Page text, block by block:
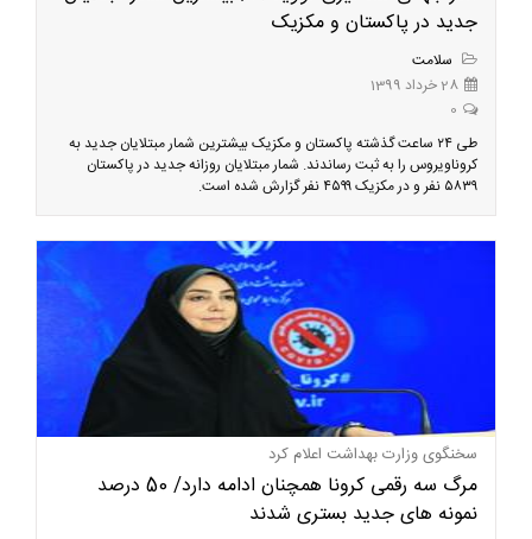
جدید در پاکستان و مکزیک
سلامت
28 خرداد 1399
0
طی ۲۴ ساعت گذشته پاکستان و مکزیک بیشترین شمار مبتلایان جدید به
کروناویروس را به ثبت رساندند. شمار مبتلایان روزانه جدید در پاکستان
۵۸۳۹ نفر و در مکزیک ۴۵۹۹ نفر گزارش شده است.
سخنگوی وزارت بهداشت اعلام کرد
مرگ سه رقمی کرونا همچنان ادامه دارد/ 50 درصد
نمونه های جدید بستری شدند